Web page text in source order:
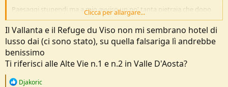
Paesaggi stupendi ma a mio avviso un po' tanta pietraia che dopo
un po' mi ha rotto, per contro c'è il buco di viso che è il traforo più
antico d'europa e anche se è lungo solo 70m dà una certa emozione
attraversarlo.
Clicca per allargare...
Il Vallanta e il Refuge du Viso non mi sembrano hotel di
lusso dai (ci sono stato), su quella falsariga lì andrebbe
benissimo
Ti riferisci alle Alte Vie n.1 e n.2 in Valle D'Aosta?
R
Djakoric